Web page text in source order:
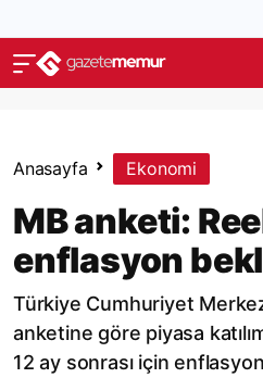
Anasayfa Ekonomi
MB anketi:
enflasyon
Türkiye Cumhuriyet
anketine göre piyasa
12 ay sonrası için